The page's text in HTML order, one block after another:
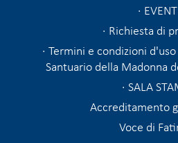
Richiesta di
Termini e condizioni
Santuario della Madonna
SALA
Accreditamento
Voce di